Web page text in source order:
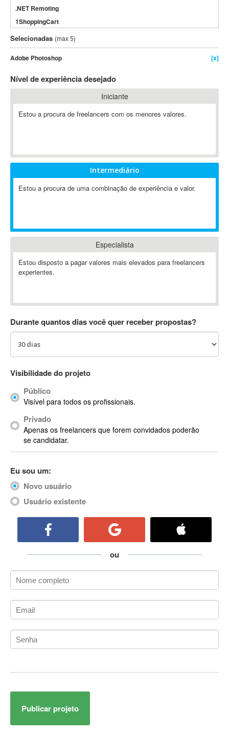
.NET Remoting
1ShoppingCart
3DS Max
3GSM
4D Dimension
802.11
A&P
A2Billing
ABAP
ABBYY FineReader
Ableton Live
Abstract
Abstract Window Toolkit (AWT)
AC Drives
ACARS
AccountMate
Acrobat
Acrobat X
Acronis
ACT
ActionScript
ActionScript 3
Active Directory
ActiveX Data Objects (ADO)
ADK
Administração Acadêmica
Administração de Artistas e Repertórios
Administração de Banco de Dados
Administração de Redes
Administrador de Sistemas
Adobe After Effects
Adobe AIR
Selecionadas (max 5)
Adobe Photoshop [x]
Nível de experiência desejado
Iniciante
Estou a procura de freelancers com os menores valores.
Intermediário
Estou a procura de uma combinação de experiência e valor.
Especialista
Estou disposto a pagar valores mais elevados para freelancers
experientes.
Durante quantos dias você quer receber propostas?
Visibilidade do projeto
Público
Visível para todos os profissionais.
Privado
Apenas os freelancers que forem convidados poderão
se candidatar.
Eu sou um:
Novo usuário
Usuário existente
ou
Publicar projeto